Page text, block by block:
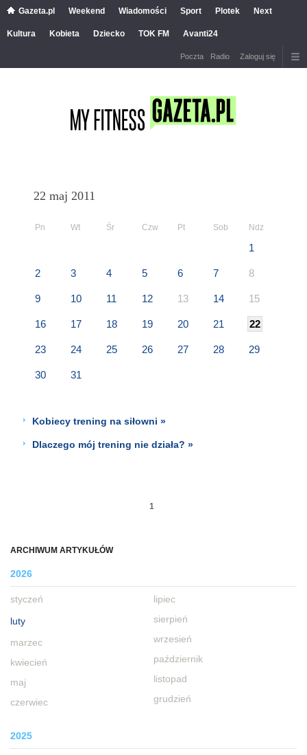
Gazeta.pl Weekend Wiadomości Sport Plotek Next
Kultura Kobieta Dziecko TOK FM Avanti24
Poczta Radio Zaloguj się
ARCHIWUM ARTYKUŁÓW
2026
styczeń
luty
marzec
kwiecień
maj
czerwiec
lipiec
sierpień
wrzesień
październik
listopad
grudzień
2025
22 maj 2011
Pn Wt Śr Czw Pt Sob Ndz
1
2 3 4 5 6 7 8
9 10 11 12 13 14 15
16 17 18 19 20 21 22
23 24 25 26 27 28 29
30 31
Kobiecy trening na siłowni »
Dlaczego mój trening nie działa? »
1